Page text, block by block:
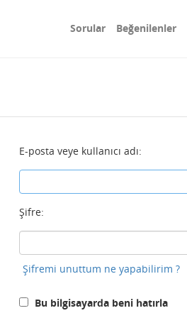
Sorular Beğenilenler
E-posta veye kullanıcı adı:
Şifre:
Şifremi unuttum ne yapabilirim ?
Bu bilgisayarda beni hatırla